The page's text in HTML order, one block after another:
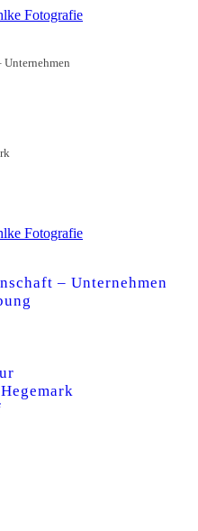
Unternehmen
– Unternehmen